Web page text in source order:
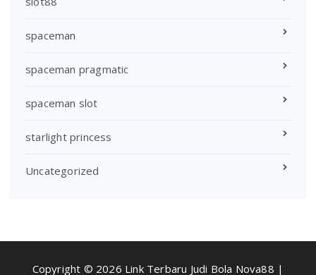
spaceman
spaceman pragmatic
spaceman slot
starlight princess
Uncategorized
Copyright © 2026 Link Terbaru Judi Bola Nova88 |